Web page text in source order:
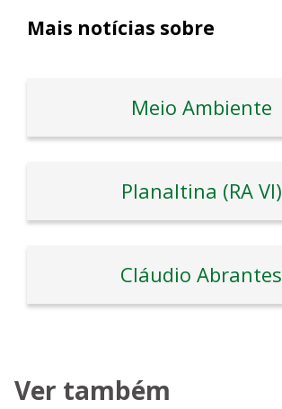
Mais notícias sobre
Meio Ambiente
Planaltina (RA VI)
Cláudio Abrantes
Ver também